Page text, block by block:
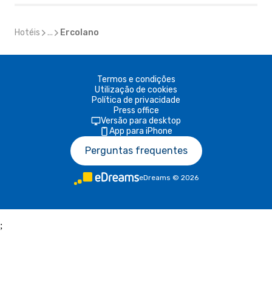
Hotéis ... Ercolano
Termos e condições
Utilização de cookies
Política de privacidade
Press office
Versão para desktop
App para iPhone
Perguntas frequentes
eDreams © 2026
;